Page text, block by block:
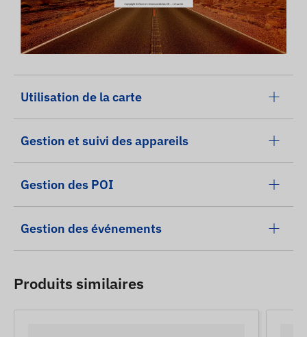
Utilisation de la carte
Gestion et suivi des appareils
Gestion des POI
Gestion des événements
Produits similaires